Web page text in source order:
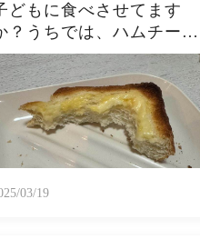
どもに食べさせてます
？うちでは、ハムチーズ
ースト、ジャムトース
、ピーナッツバタートー
トをよく作ります。やっ
ぱこんなんダメよね…
03/19